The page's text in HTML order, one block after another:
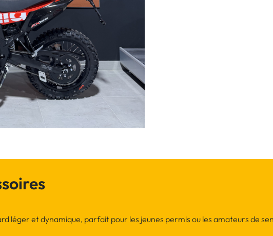
léger et dynamique, parfait pour les jeunes permis ou les amateurs de